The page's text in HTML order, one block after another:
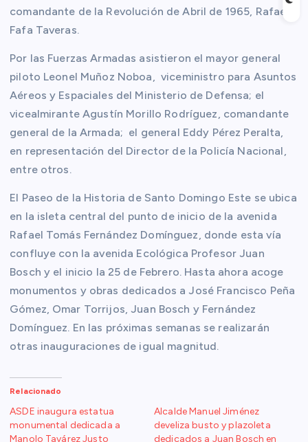
comandante de la Revolución de Abril de 1965, Rafael
Fafa Taveras.
Por las Fuerzas Armadas asistieron el mayor general
piloto Leonel Muñoz Noboa, viceministro para Asuntos
Aéreos y Espaciales del Ministerio de Defensa; el
vicealmirante Agustín Morillo Rodríguez, comandante
general de la Armada; el general Eddy Pérez Peralta,
en representación del Director de la Policía Nacional,
entre otros.
El Paseo de la Historia de Santo Domingo Este se ubica
en la isleta central del punto de inicio de la avenida
Rafael Tomás Fernández Domínguez, donde esta vía
confluye con la avenida Ecológica Profesor Juan
Bosch y el inicio la 25 de Febrero. Hasta ahora acoge
monumentos y obras dedicados a José Francisco Peña
Gómez, Omar Torrijos, Juan Bosch y Fernández
Domínguez. En las próximas semanas se realizarán
otras inauguraciones de igual magnitud.
Relacionado
ASDE inaugura estatua
monumental dedicada a
Manolo Tavárez Justo
Alcalde Manuel Jiménez
develiza busto y plazoleta
dedicados a Juan Bosch en